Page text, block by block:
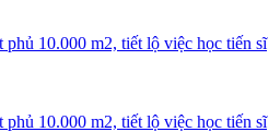
10.000 m2, tiết lộ việc học tiến sĩ
10.000 m2, tiết lộ việc học tiến sĩ